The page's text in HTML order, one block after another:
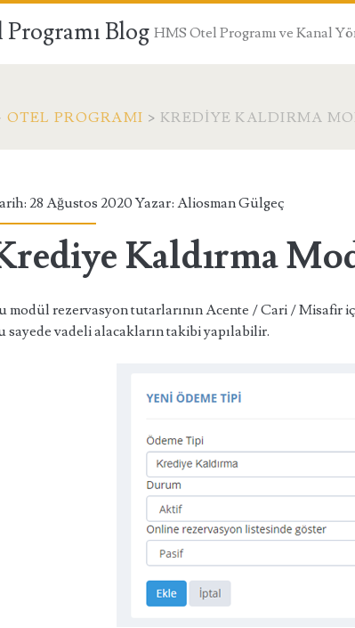
Blog HMS Otel Programı ve Kanal
OTEL PROGRAMI > KREDIYE KALDIRMA
28 Ağustos 2020 Yazar:Aliosman Gülgeç
Kaldırma
modül rezervasyon tutarlarının Acente / Cari / Misafir
sayede vadeli alacakların takibi yapılabilir.